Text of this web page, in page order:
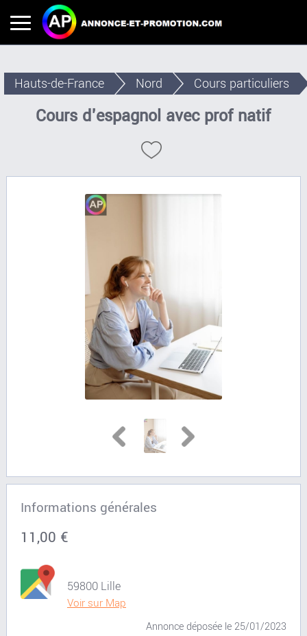
Hauts-de-France Nord Cours particuliers
Cours d'espagnol avec prof natif
Informations générales
11,00 €
59800 Lille
Voir sur Map
Annonce déposée le 25/01/2023